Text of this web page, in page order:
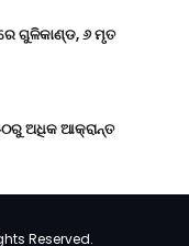
ଗୁଳିକାଣ୍ଡ, ୬ ମୃତ
ଅଧିକ ଆକ୍ରାନ୍ତ
Reserved.